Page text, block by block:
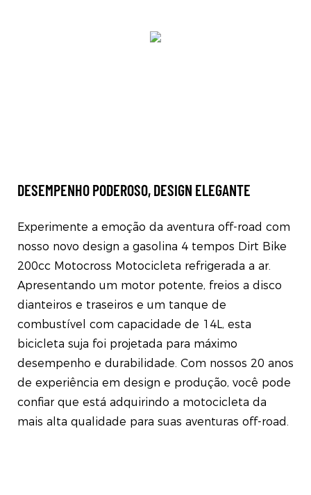
DESEMPENHO PODEROSO, DESIGN ELEGANTE
Experimente a emoção da aventura off-road com
nosso novo design a gasolina 4 tempos Dirt Bike
200cc Motocross Motocicleta refrigerada a ar.
Apresentando um motor potente, freios a disco
dianteiros e traseiros e um tanque de
combustível com capacidade de 14L, esta
bicicleta suja foi projetada para máximo
desempenho e durabilidade. Com nossos 20 anos
de experiência em design e produção, você pode
confiar que está adquirindo a motocicleta da
mais alta qualidade para suas aventuras off-road.